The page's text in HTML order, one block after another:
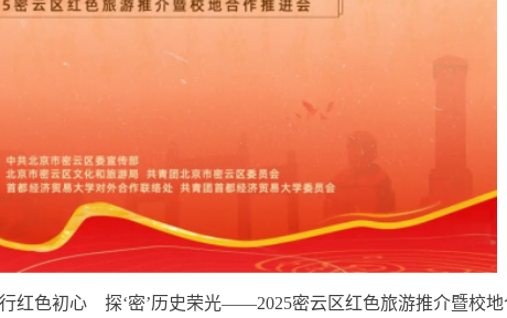
红色初心 探‘密’历史荣光——2025密云区红色旅游推介暨校